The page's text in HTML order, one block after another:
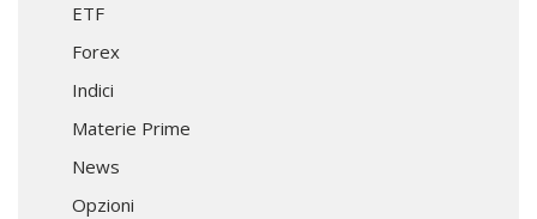
ETF
Forex
Indici
Materie Prime
News
Opzioni